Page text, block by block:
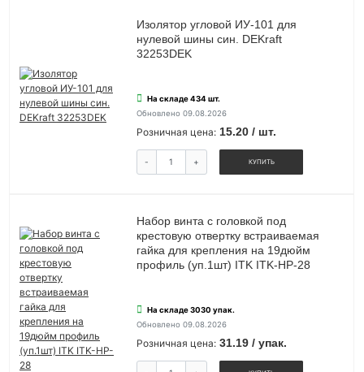
Изолятор угловой ИУ-101 для
нулевой шины син. DEKraft
32253DEK
На складе 434 шт.
Обновлено 09.08.2026
Розничная цена: 15.20 / шт.
- + КУПИТЬ
Набор винта с головкой под
крестовую отвертку встраиваемая
гайка для крепления на 19дюйм
профиль (уп.1шт) ITK ITK-HP-28
На складе 3030 упак.
Обновлено 09.08.2026
Розничная цена: 31.19 / упак.